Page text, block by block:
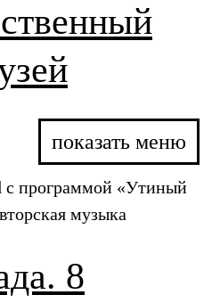
показать меню
с программой «Утиный
музыка
8